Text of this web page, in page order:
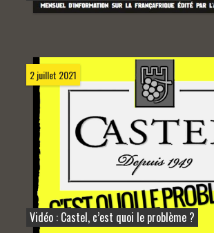
2 juillet 2021
Vidéo : Castel, c’est quoi le problème ?